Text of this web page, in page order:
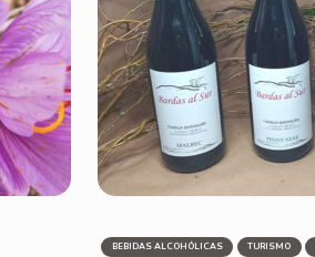
BEBIDAS ALCOHÓLICAS TURISMO